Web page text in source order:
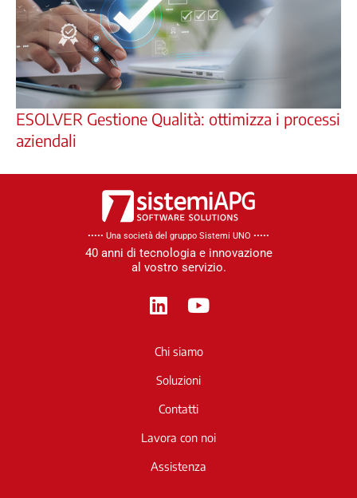
ESOLVER Gestione Qualità: ottimizza i processi
aziendali
••••• Una società del gruppo Sistemi UNO​ •••••
40 anni di tecnologia e innovazione
al vostro servizio.
L
i
n
k
e
d
i
n
Y
o
t
u
b
e
Chi siamo
Soluzioni
Contatti
Lavora con noi
Assistenza